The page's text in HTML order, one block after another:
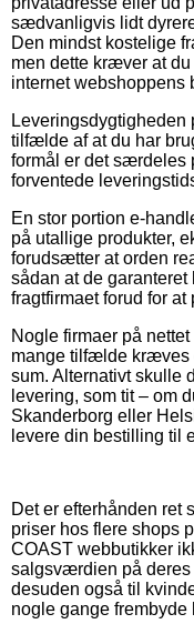
sædvanligvis lidt
Den mindst kostelige
men dette kræver at du
internet webshoppens
tilfælde af at du har
formål er det særdeles
forventede
En stor portion e-
på utallige produkter,
forudsætter at orden
sådan at de garanteret
fragtfirmaet forud for
Nogle firmaer på
mange tilfælde kræves
sum. Alternativt skulle
levering, som tit – om
Skanderborg eller
levere din bestilling til
Det er efterhånden ret
priser hos flere shops
COAST webbutikker
salgsværdien på deres
desuden også til
nogle gange frembyde